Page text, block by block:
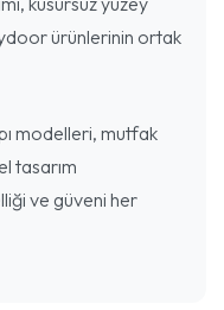
ürünlerinin ortak
modelleri, mutfak
tasarım
ve güveni her